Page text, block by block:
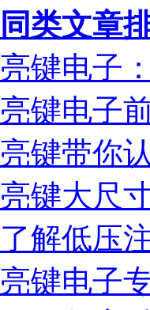
同类文章
亮键电子
亮键电子
亮键带你
亮键大尺
了解低压
亮键电子